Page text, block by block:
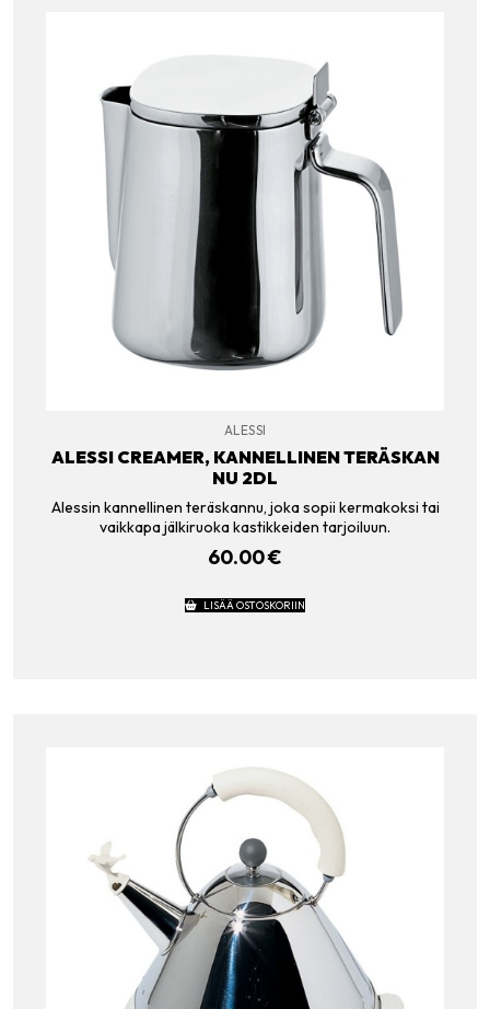
ALESSI
ALESSI CREAMER, KANNELLINEN TERÄSKAN
NU 2DL
Alessin kannellinen teräskannu, joka sopii kermakoksi tai
vaikkapa jälkiruoka kastikkeiden tarjoiluun.
60.00€
LISÄÄ OSTOSKORIIN